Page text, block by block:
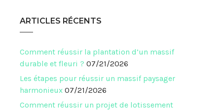
ARTICLES RÉCENTS
Comment réussir la plantation d’un massif
durable et fleuri ? 07/21/2026
Les étapes pour réussir un massif paysager
harmonieux 07/21/2026
Comment réussir un projet de lotissement